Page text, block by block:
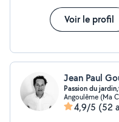
Voir le profil
Jean Paul
Passion du
Angoulême (Ma
4,9/5 (52